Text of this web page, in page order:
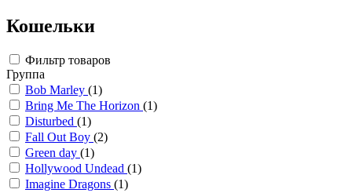
Кошельки
Фильтр товаров
Группа
Bob Marley (1)
Bring Me The Horizon (1)
Disturbed (1)
Fall Out Boy (2)
Green day (1)
Hollywood Undead (1)
Imagine Dragons (1)